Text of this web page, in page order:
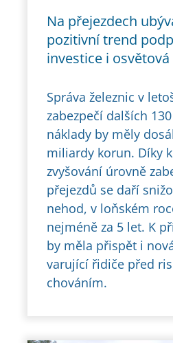
Na přejezdech
pozitivní trend
investice i
Správa železnic v
zabezpečí dalších
náklady by měly
miliardy korun. Díky
zvyšování úrovně
přejezdů se daří
nehod, v loňském
nejméně za 5 let. K
by měla přispět i
varující řidiče před
chováním.